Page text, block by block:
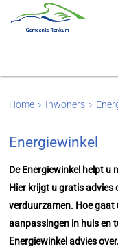
Home Inwoners
Energiewinkel
De Energiewinkel helpt u
Hier krijgt u gratis advies
verduurzamen. Hoe gaat
aanpassingen in huis en
Energiewinkel advies